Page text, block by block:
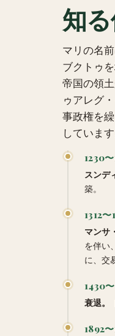
知る
マリの名
ブクトゥ
帝国の領
ゥアレグ
事政権を
しています
1230
スンデ
築。
1312〜
マンサ
を伴い
に、交
1430
衰退。
1892